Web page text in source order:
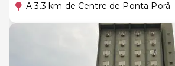
A 3.3 km de Centre de Ponta Porã